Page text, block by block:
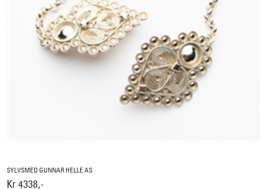
SYLVSMED GUNNAR HELLE AS
Kr 4338,-